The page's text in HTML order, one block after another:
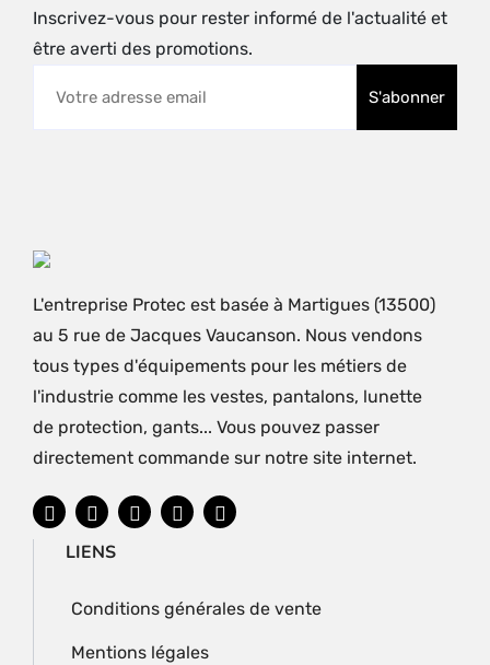
Inscrivez-vous pour rester informé de l'actualité et
être averti des promotions.
L'entreprise Protec est basée à Martigues (13500)
au 5 rue de Jacques Vaucanson. Nous vendons
tous types d'équipements pour les métiers de
l'industrie comme les vestes, pantalons, lunette
de protection, gants... Vous pouvez passer
directement commande sur notre site internet.
LIENS
Conditions générales de vente
Mentions légales